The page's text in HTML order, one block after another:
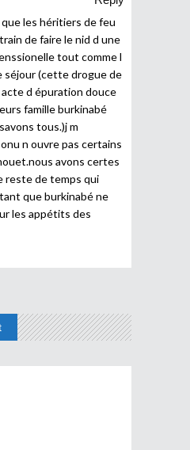
les héritiers de feu
de faire le nid d une
tout comme l
séjour (cette drogue de
d épuration douce
famille burkinabé
tous.)j m
n ouvre pas certains
avons certes
reste de temps qui
que burkinabé ne
les appétits des